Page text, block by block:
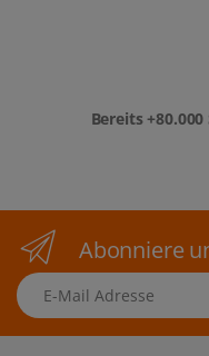
Bereits
Abonniere
E-Mail Adresse